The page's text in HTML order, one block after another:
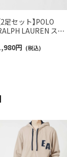
2足セット】POLO
LAUREN スタ
ベア オーガニック
円 (税込)